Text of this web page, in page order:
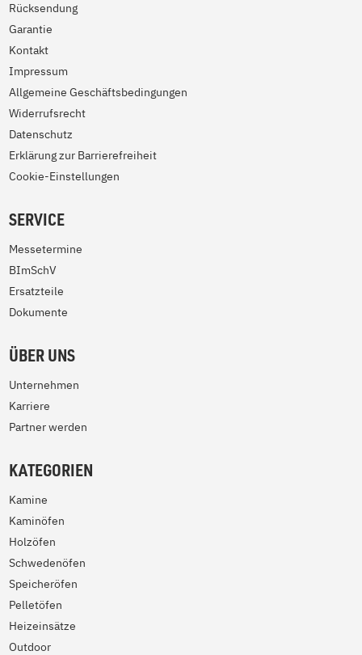
Rücksendung
Garantie
Kontakt
Impressum
Allgemeine Geschäftsbedingungen
Widerrufsrecht
Datenschutz
Erklärung zur Barrierefreiheit
Cookie-Einstellungen
SERVICE
Messetermine
BImSchV
Ersatzteile
Dokumente
ÜBER UNS
Unternehmen
Karriere
Partner werden
KATEGORIEN
Kamine
Kaminöfen
Holzöfen
Schwedenöfen
Speicheröfen
Pelletöfen
Heizeinsätze
Outdoor